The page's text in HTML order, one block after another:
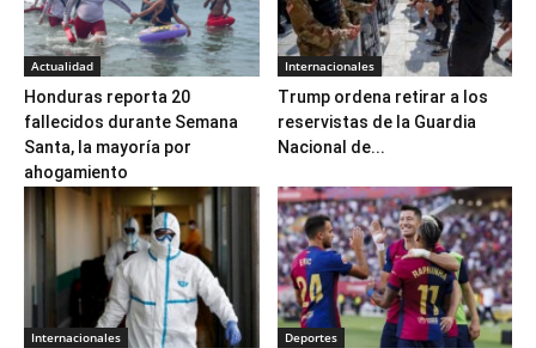
Actualidad
Honduras reporta 20
fallecidos durante Semana
Santa, la mayoría por
ahogamiento
Internacionales
Trump ordena retirar a los
reservistas de la Guardia
Nacional de...
Internacionales Deportes